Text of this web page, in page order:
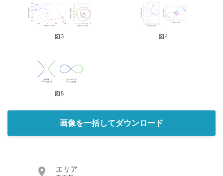
図3 図4
図5
画像を一括してダウンロード
 エリア